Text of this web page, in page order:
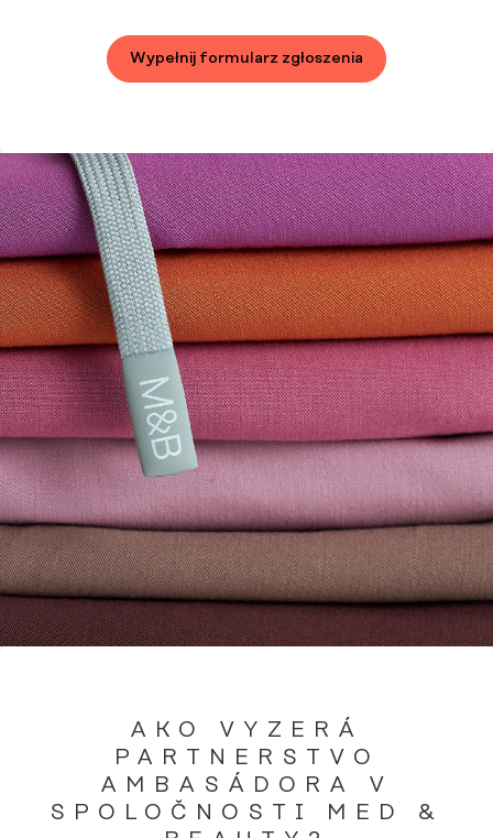
Wypełnij formularz zgłoszenia
AKO VYZERÁ
PARTNERSTVO
AMBASÁDORA V
SPOLOČNOSTI MED &